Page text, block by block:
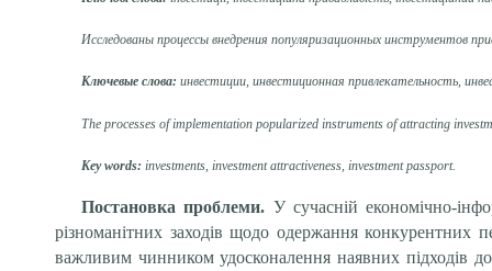
Исследованы процессы внедрения популяризационных инструментов
Ключевые слова: инвестиции, инвестиционная привлекательность,
The processes of implementation popularized instrumentsofattracting
Key words: investments, investment attractiveness, investment passport.
Постановка проблеми. У сучасній економічно-
різноманітних заходів щодо одержання конкурентних
важливим чинником удосконалення наявних підходів